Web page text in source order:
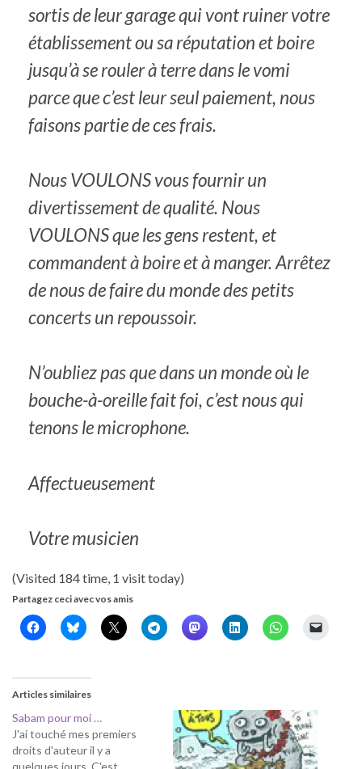
sortis de leur garage qui vont ruiner votre
établissement ou sa réputation et boire
jusqu’à se rouler à terre dans le vomi
parce que c’est leur seul paiement, nous
faisons partie de ces frais.
Nous VOULONS vous fournir un
divertissement de qualité. Nous
VOULONS que les gens restent, et
commandent à boire et à manger. Arrêtez
de nous de faire du monde des petits
concerts un repoussoir.
N’oubliez pas que dans un monde où le
bouche-à-oreille fait foi, c’est nous qui
tenons le microphone.
Affectueusement
Votre musicien
(Visited 184 time, 1 visit today)
Partagez ceci avec vos amis
Articles similaires
Sabam pour moi …
J'ai touché mes premiers
droits d'auteur il y a
quelques jours. C'est